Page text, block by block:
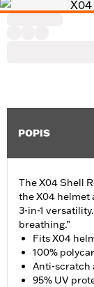
POPIS
The X04 Shell
the X04 helmet
3-in-1
breathing.”
Fits X04
100%
Anti-scratch
95% UV